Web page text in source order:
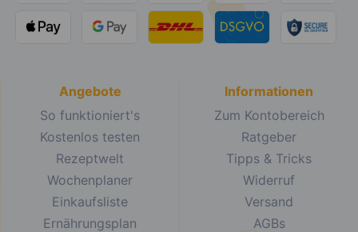
Angebote
So funktioniert's
Kostenlos testen
Rezeptwelt
Wochenplaner
Einkaufsliste
Ernährungsplan
Informationen
Zum Kontobereich
Ratgeber
Tipps & Tricks
Widerruf
Versand
AGBs